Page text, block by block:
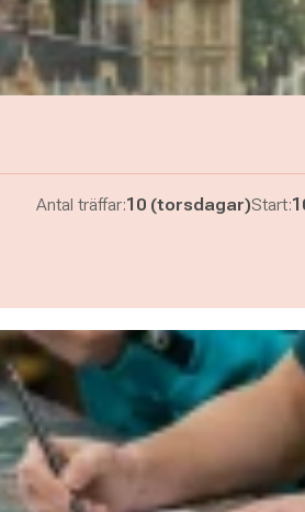
Antal träffar:10 (torsdagar)Start: